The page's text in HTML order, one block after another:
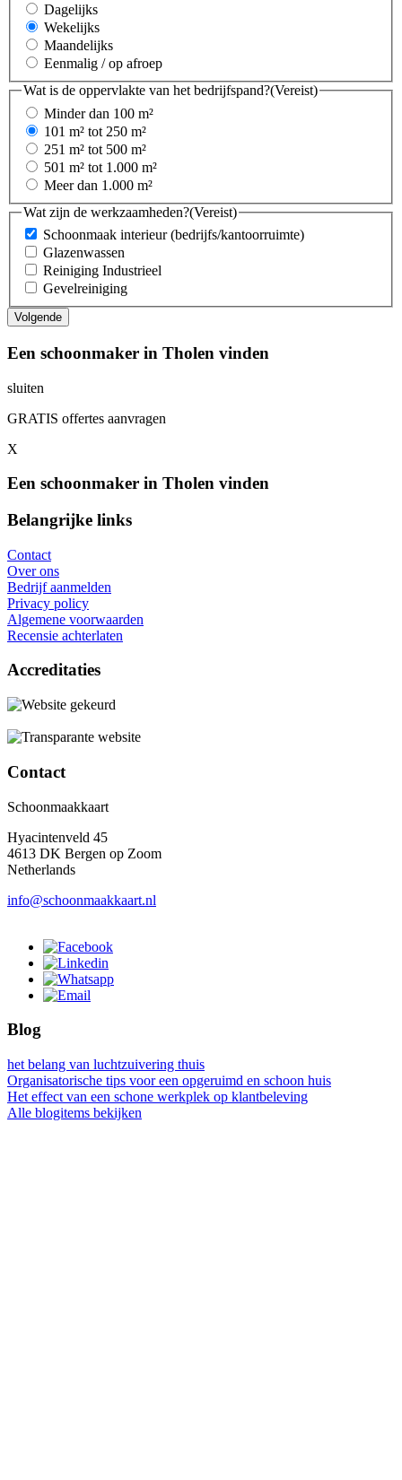
Dagelijks
Wekelijks
Maandelijks
Eenmalig / op afroep
Wat is de oppervlakte van het bedrijfspand?(Vereist)
Minder dan 100 m²
101 m² tot 250 m²
251 m² tot 500 m²
501 m² tot 1.000 m²
Meer dan 1.000 m²
Wat zijn de werkzaamheden?(Vereist)
Schoonmaak interieur (bedrijfs/kantoorruimte)
Glazenwassen
Reiniging Industrieel
Gevelreiniging
Een schoonmaker in Tholen vinden
sluiten
GRATIS offertes aanvragen
X
Een schoonmaker in Tholen vinden
Belangrijke links
Contact
Over ons
Bedrijf aanmelden
Privacy policy
Algemene voorwaarden
Recensie achterlaten
Accreditaties
Contact
Schoonmaakkaart
Hyacintenveld 45
4613 DK Bergen op Zoom
Netherlands
info@schoonmaakkaart.nl
Blog
het belang van luchtzuivering thuis
Organisatorische tips voor een opgeruimd en schoon huis
Het effect van een schone werkplek op klantbeleving
Alle blogitems bekijken